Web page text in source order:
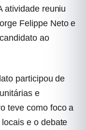
atividade reuniu
Felippe Netoe
ao
participou de
e
teve como foco a
e o debate